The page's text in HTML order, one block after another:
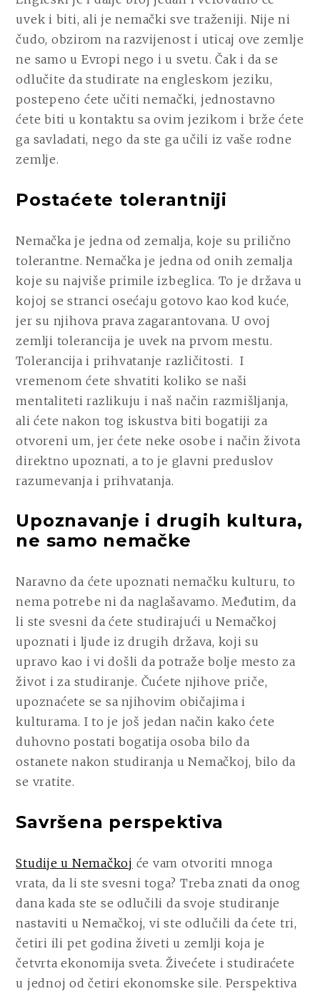
uvek i biti, ali je nemački sve traženiji. Nije ni
čudo, obzirom na razvijenost i uticaj ove zemlje
ne samo u Evropi nego i u svetu. Čak i da se
odlučite da studirate na engleskom jeziku,
postepeno ćete učiti nemački, jednostavno
ćete biti u kontaktu sa ovim jezikom i brže ćete
ga savladati, nego da ste ga učili iz vaše rodne
zemlje.
Postaćete tolerantniji
Nemačka je jedna od zemalja, koje su prilično
tolerantne. Nemačka je jedna od onih zemalja
koje su najviše primile izbeglica. To je država u
kojoj se stranci osećaju gotovo kao kod kuće,
jer su njihova prava zagarantovana. U ovoj
zemlji tolerancija je uvek na prvom mestu.
Tolerancija i prihvatanje različitosti. I
vremenom ćete shvatiti koliko se naši
mentaliteti razlikuju i naš način razmišljanja,
ali ćete nakon tog iskustva biti bogatiji za
otvoreni um, jer ćete neke osobe i način života
direktno upoznati, a to je glavni preduslov
razumevanja i prihvatanja.
Upoznavanje i drugih kultura,
ne samo nemačke
Naravno da ćete upoznati nemačku kulturu, to
nema potrebe ni da naglašavamo. Međutim, da
li ste svesni da ćete studirajući u Nemačkoj
upoznati i ljude iz drugih država, koji su
upravo kao i vi došli da potraže bolje mesto za
život i za studiranje. Čućete njihove priče,
upoznaćete se sa njihovim običajima i
kulturama. I to je još jedan način kako ćete
duhovno postati bogatija osoba bilo da
ostanete nakon studiranja u Nemačkoj, bilo da
se vratite.
Savršena perspektiva
Studije u Nemačkoj će vam otvoriti mnoga
vrata, da li ste svesni toga? Treba znati da onog
dana kada ste se odlučili da svoje studiranje
nastaviti u Nemačkoj, vi ste odlučili da ćete tri,
četiri ili pet godina živeti u zemlji koja je
četvrta ekonomija sveta. Živećete i studiraćete
u jednoj od četiri ekonomske sile. Perspektiva